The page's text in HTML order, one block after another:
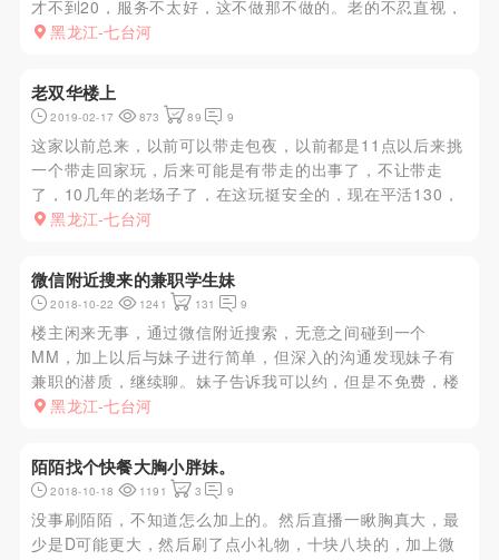
才不到20，服务不太好，这不做那不做的。老的不忍直视，
有一次灯光太暗没看清我找了老的，进屋大呼上当，也没
以，讲究服务的就别去了...
黑龙江-七台河
老双华楼上
2019-02-17 873 89 9
这家以前总来，以前可以带走包夜，以前都是11点以后来挑
一个带走回家玩，后来可能是有带走的出事了，不让带走
了，10几年的老场子了，在这玩挺安全的，现在平活130，
加100带kouhuo，这家xj流动性挺大的，基本每次来都有新
妇，...
黑龙江-七台河
微信附近搜来的兼职学生妹
2018-10-22 1241 131 9
楼主闲来无事，通过微信附近搜索，无意之间碰到一个
MM，加上以后与妹子进行简单，但深入的沟通发现妹子有
兼职的潜质，继续聊。妹子告诉我可以约，但是不免费，楼
主一听，必须上呀，妹子发来照片，照片看上去也就是一般
300元直接去宾馆，到了...
黑龙江-七台河
陌陌找个快餐大胸小胖妹。
2018-10-18 1191 3 9
没事刷陌陌，不知道怎么加上的。然后直播一瞅胸真大，最
少是D可能更大，然后刷了点小礼物，十块八块的，加上微